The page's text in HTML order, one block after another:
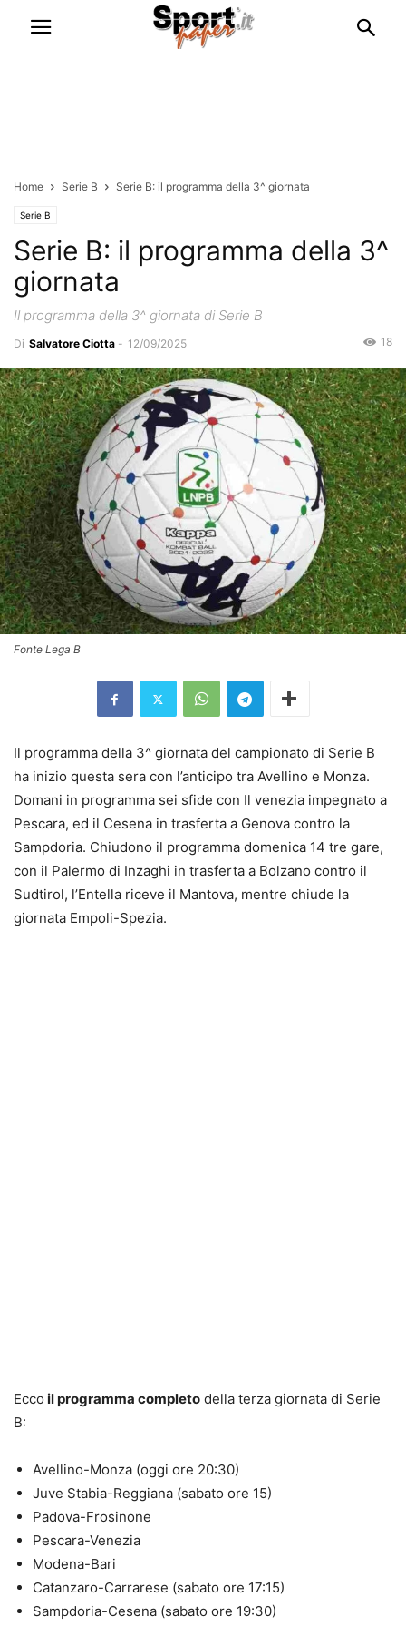
Home Serie B Serie B: il programma della 3^ giornata
Serie B
Serie B: il programma della 3^
giornata
Il programma della 3^ giornata di Serie B
Di Salvatore Ciotta - 12/09/2025 18
Fonte Lega B
Il programma della 3^ giornata del campionato di Serie B
ha inizio questa sera con l’anticipo tra Avellino e Monza.
Domani in programma sei sfide con Il venezia impegnato a
Pescara, ed il Cesena in trasferta a Genova contro la
Sampdoria. Chiudono il programma domenica 14 tre gare,
con il Palermo di Inzaghi in trasferta a Bolzano contro il
Sudtirol, l’Entella riceve il Mantova, mentre chiude la
giornata Empoli-Spezia.
Ecco il programma completo della terza giornata di Serie
B:
Avellino-Monza (oggi ore 20:30)
Juve Stabia-Reggiana (sabato ore 15)
Padova-Frosinone
Pescara-Venezia
Modena-Bari
Catanzaro-Carrarese (sabato ore 17:15)
Sampdoria-Cesena (sabato ore 19:30)